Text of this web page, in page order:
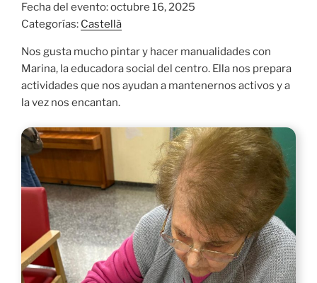
Fecha del evento: octubre 16, 2025
Categorías: Castellà
Nos gusta mucho pintar y hacer manualidades con
Marina, la educadora social del centro. Ella nos prepara
actividades que nos ayudan a mantenernos activos y a
la vez nos encantan.